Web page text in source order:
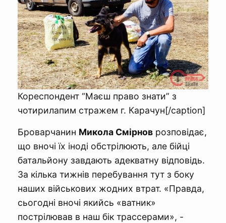
Кореспондент “Маєш право знати” з
чотирилапим стражем г. Карачун[/caption]
Броварчанин Микола Смірнов розповідає,
що вночі їх іноді обстрілюють, але бійці
батальйону завдають адекватну відповідь.
За кілька тижнів перебування тут з боку
наших військових жодних втрат. «Правда,
сьогодні вночі якийсь «ватник»
пострілював в наш бік трассерами», -